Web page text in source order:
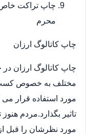
چاپ تراکت خاص
محرم
چاپ کاتالوگ ارزان
چاپ کاتالوگ ارزان
مختلف به خصوص کسب
مورد استفاده قرار می
تاثیر بگذارد.مردم
مورد نظرشان را قبل